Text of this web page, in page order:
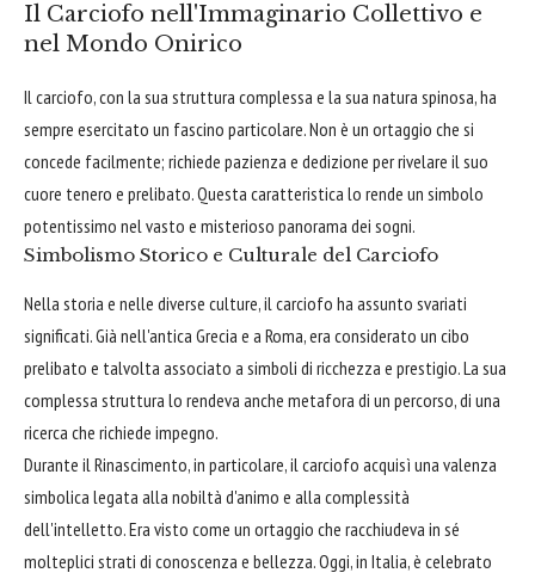
Il Carciofo nell'Immaginario Collettivo e
nel Mondo Onirico
Il carciofo, con la sua struttura complessa e la sua natura spinosa, ha
sempre esercitato un fascino particolare. Non è un ortaggio che si
concede facilmente; richiede pazienza e dedizione per rivelare il suo
cuore tenero e prelibato. Questa caratteristica lo rende un simbolo
potentissimo nel vasto e misterioso panorama dei sogni.
Simbolismo Storico e Culturale del Carciofo
Nella storia e nelle diverse culture, il carciofo ha assunto svariati
significati. Già nell'antica Grecia e a Roma, era considerato un cibo
prelibato e talvolta associato a simboli di ricchezza e prestigio. La sua
complessa struttura lo rendeva anche metafora di un percorso, di una
ricerca che richiede impegno.
Durante il Rinascimento, in particolare, il carciofo acquisì una valenza
simbolica legata alla nobiltà d'animo e alla complessità
dell'intelletto. Era visto come un ortaggio che racchiudeva in sé
molteplici strati di conoscenza e bellezza. Oggi, in Italia, è celebrato